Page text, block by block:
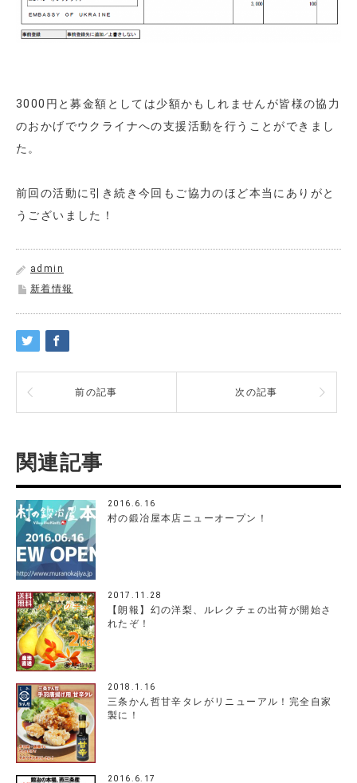
3000円と募金額としては少額かもしれませんが皆様の協力
のおかげでウクライナへの支援活動を行うことができまし
た。
前回の活動に引き続き今回もご協力のほど本当にありがと
うございました！
admin
新着情報
前の記事 次の記事
関連記事
2016.6.16
村の鍛冶屋本店ニューオープン！
2017.11.28
【朗報】幻の洋梨、ルレクチェの出荷が開始さ
れたぞ！
2018.1.16
三条かん哲甘辛タレがリニューアル！完全自家
製に！
2016.6.17